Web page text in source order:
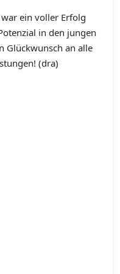
ein voller Erfolg
in den jungen
Glückwunsch an alle
(dra)